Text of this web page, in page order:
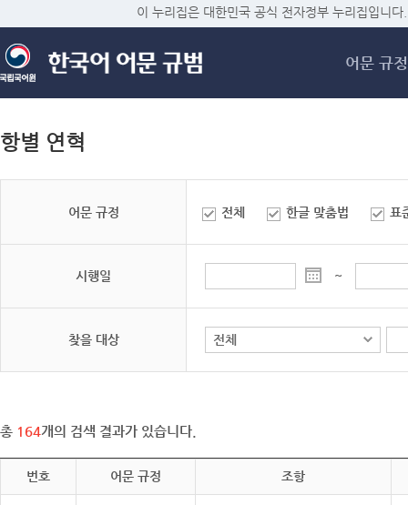
메
이 누리집은 대한민국 공식 전자정부 누리집입니다.
어문 규정
항별 연혁
어문 규정 전체 한글 맞춤법 표
시행일 ~
찾을 대상
총 164개의 검색 결과가 있습니다.
번호 어문 규정 조항